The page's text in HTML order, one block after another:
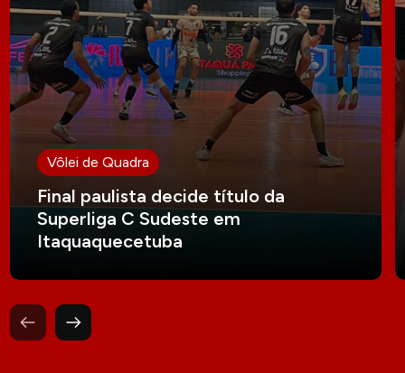
Vôlei de Quadra
Final paulista decide título da
Superliga C Sudeste em
Itaquaquecetuba